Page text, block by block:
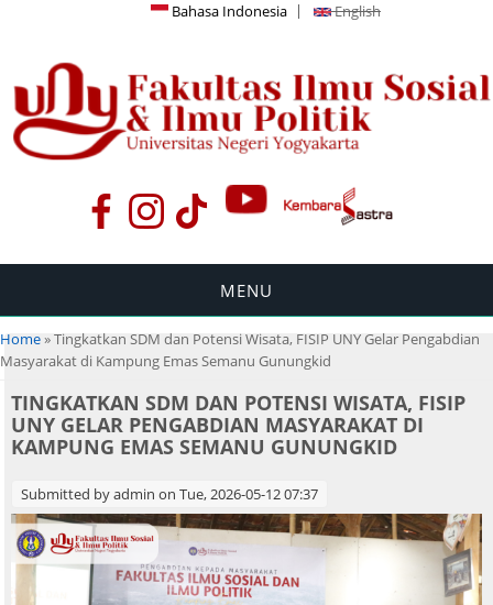
Bahasa Indonesia English
MENU
You are here
Home» Tingkatkan SDM dan Potensi Wisata, FISIP UNY Gelar Pengabdian
Masyarakat di Kampung Emas Semanu Gunungkid
TINGKATKAN SDM DAN POTENSI WISATA, FISIP
UNY GELAR PENGABDIAN MASYARAKAT DI
KAMPUNG EMAS SEMANU GUNUNGKID
Submitted byadmin on Tue, 2026-05-12 07:37